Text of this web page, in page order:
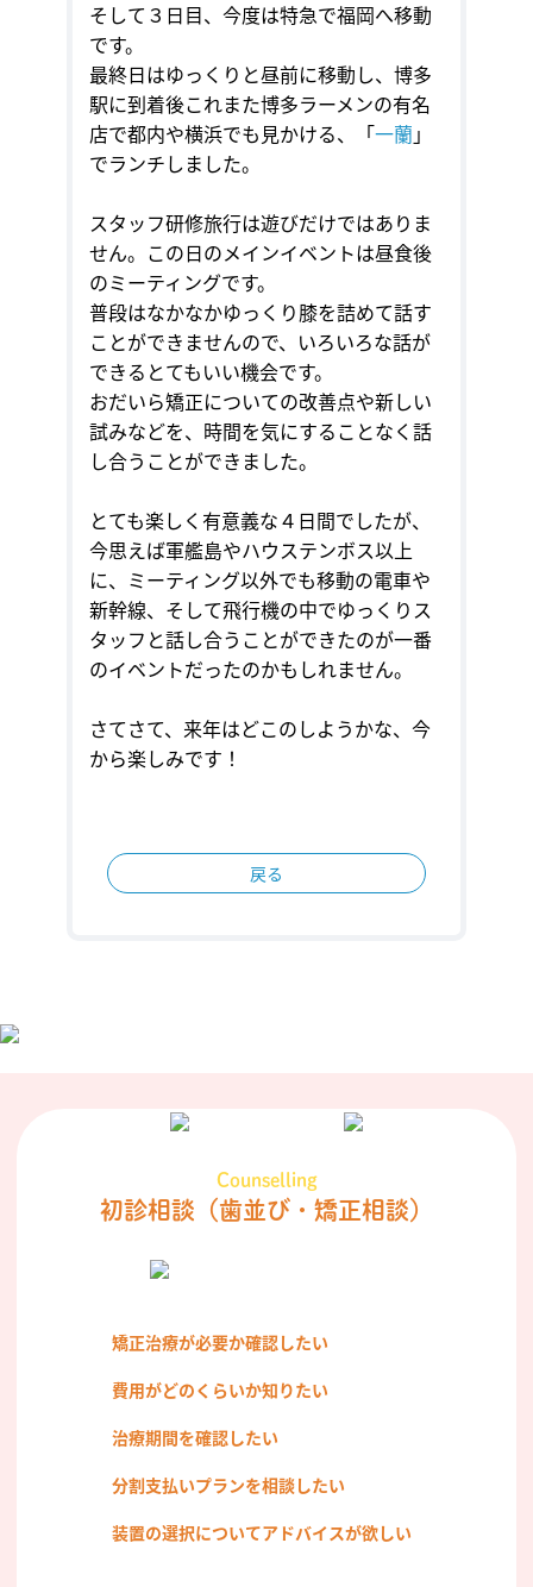
そして３日目、今度は特急で福岡へ移動
です。
最終日はゆっくりと昼前に移動し、博多
駅に到着後これまた博多ラーメンの有名
店で都内や横浜でも見かける、「一蘭 」
でランチしました。
スタッフ研修旅行は遊びだけではありま
せん。この日のメインイベントは昼食後
のミーティングです。
普段はなかなかゆっくり膝を詰めて話す
ことができませんので、いろいろな話が
できるとてもいい機会です。
おだいら矯正についての改善点や新しい
試みなどを、時間を気にすることなく話
し合うことができました。
とても楽しく有意義な４日間でしたが、
今思えば軍艦島やハウステンボス以上
に、ミーティング以外でも移動の電車や
新幹線、そして飛行機の中でゆっくりス
タッフと話し合うことができたのが一番
のイベントだったのかもしれません。
さてさて、来年はどこのしようかな、今
から楽しみです！
戻る
Counselling
初診相談 （歯並び・矯正相談）
矯正治療が必要か確認したい
費用がどのくらいか知りたい
治療期間を確認したい
分割支払いプランを相談したい
装置の選択についてアドバイスが欲しい